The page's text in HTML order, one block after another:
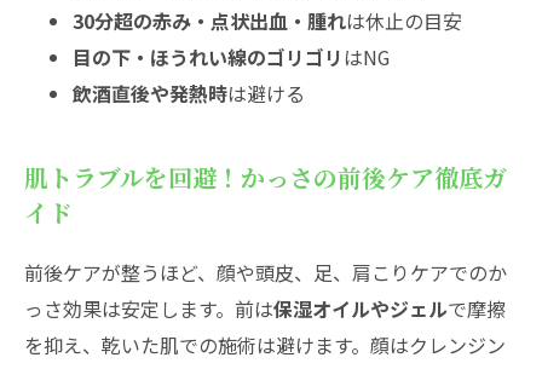
30分超の赤み・点状出血・腫れは休止の目安
目の下・ほうれい線のゴリゴリはNG
飲酒直後や発熱時は避ける
肌トラブルを回避！かっさの前後ケア徹底ガ
イド
前後ケアが整うほど、顔や頭皮、足、肩こりケアでのか
っさ効果は安定します。前は保湿オイルやジェルで摩擦
を抑え、乾いた肌での施術は避けます。顔はクレンジン